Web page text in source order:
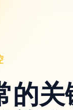
的关